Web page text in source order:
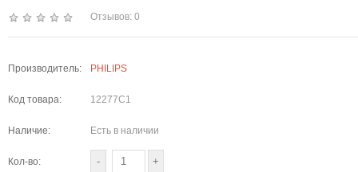
Отзывов: 0
Производитель: PHILIPS
Код товара: 12277C1
Наличие: Есть в наличии
Кол-во: